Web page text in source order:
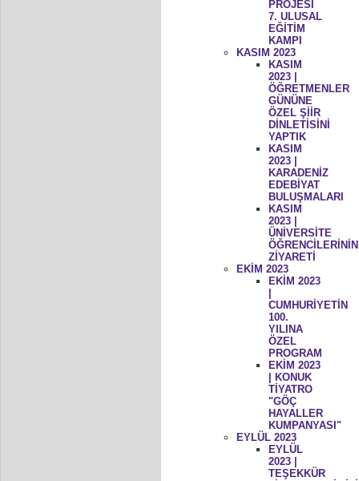
PROJESİ
7. ULUSAL
EĞİTİM
KAMPI
KASIM 2023
KASIM
2023 |
ÖĞRETMENLER
GÜNÜNE
ÖZEL ŞİİR
DİNLETİSİNİ
YAPTIK
KASIM
2023 |
KARADENİZ
EDEBİYAT
BULUŞMALARI
KASIM
2023 |
ÜNİVERSİTE
ÖĞRENCİLERİNİN
ZİYARETİ
EKİM 2023
EKİM 2023
CUMHURİYETİN
100.
YILINA
ÖZEL
PROGRAM
EKİM 2023
| KONUK
TİYATRO
"GÖÇ
HAYALLER
KUMPANYASI"
EYLÜL 2023
EYLÜL
2023 |
TEŞEKKÜR